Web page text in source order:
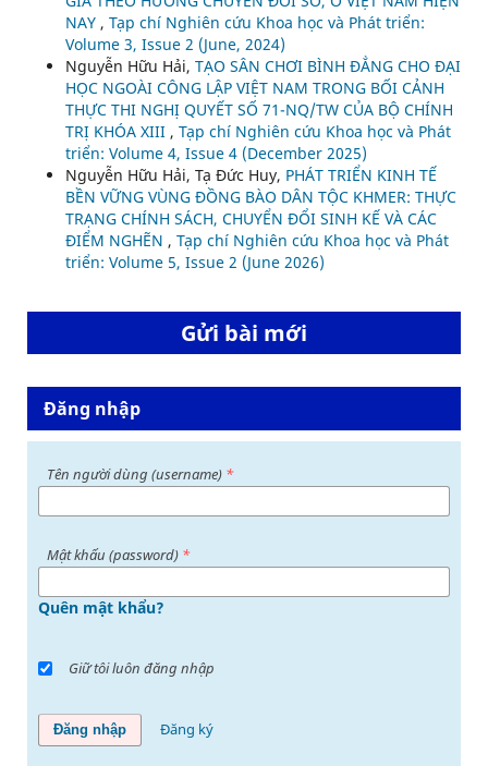
NAY , Tạp chí Nghiên cứu Khoa học và Phát triển:
Volume 3, Issue 2 (June, 2024)
Nguyễn Hữu Hải, TẠO SÂN CHƠI BÌNH ĐẲNG CHO ĐẠI
HỌC NGOÀI CÔNG LẬP VIỆT NAM TRONG BỐI CẢNH
THỰC THI NGHỊ QUYẾT SỐ 71-NQ/TW CỦA BỘ CHÍNH
TRỊ KHÓA XIII , Tạp chí Nghiên cứu Khoa học và Phát
triển: Volume 4, Issue 4 (December 2025)
Nguyễn Hữu Hải, Tạ Đức Huy, PHÁT TRIỂN KINH TẾ
BỀN VỮNG VÙNG ĐỒNG BÀO DÂN TỘC KHMER: THỰC
TRẠNG CHÍNH SÁCH, CHUYỂN ĐỔI SINH KẾ VÀ CÁC
ĐIỂM NGHẼN , Tạp chí Nghiên cứu Khoa học và Phát
triển: Volume 5, Issue 2 (June 2026)
Gửi bài mới
Đăng nhập
Tên người dùng (username) *
Mật khấu (password) *
Quên mật khẩu?
Giữ tôi luôn đăng nhập
Đăng nhập Đăng ký